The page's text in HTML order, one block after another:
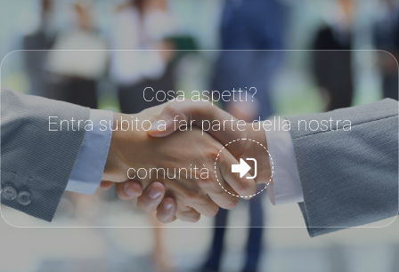
Cosa aspetti?
Entra subito a far parte della nostra
comunità